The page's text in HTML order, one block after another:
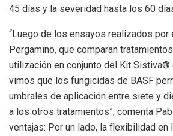
45 días y la severidad hasta los 60
“Luego de los ensayos realizados por
Pergamino, que comparan
utilización en conjunto del Kit Sistiva®
vimos que los fungicidas de BASF
umbrales de aplicación entre siete y
a los otros tratamientos”, comenta
ventajas: Por un lado, la flexibilidad en